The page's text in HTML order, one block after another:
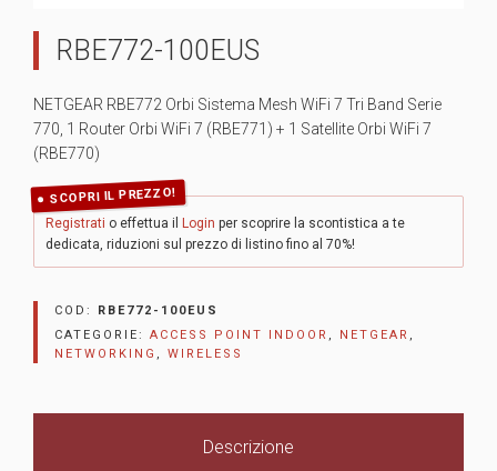
RBE772-100EUS
NETGEAR RBE772 Orbi Sistema Mesh WiFi 7 Tri Band Serie
770, 1 Router Orbi WiFi 7 (RBE771) + 1 Satellite Orbi WiFi 7
(RBE770)
SCOPRI IL PREZZO!
Registrati o effettua il Login per scoprire la scontistica a te
dedicata, riduzioni sul prezzo di listino fino al 70%!
COD: RBE772-100EUS
CATEGORIE: ACCESS POINT INDOOR , NETGEAR ,
NETWORKING , WIRELESS
Descrizione